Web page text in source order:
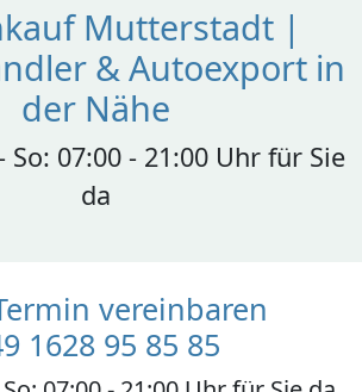
Mutterstadt |
& Autoexport in
der Nähe
07:00 - 21:00 Uhr für Sie
da
vereinbaren
1628 95 85 85